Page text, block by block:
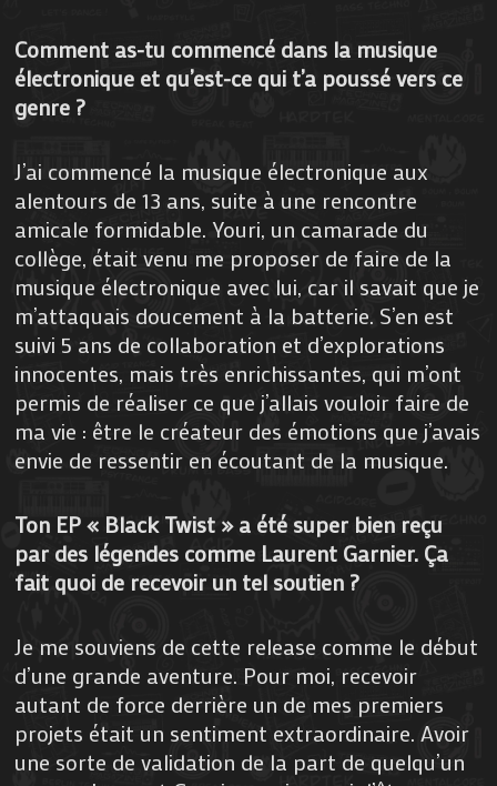
Comment as-tu commencé dans la musique
électronique et qu’est-ce qui t’a poussé vers ce
genre ?
J’ai commencé la musique électronique aux
alentours de 13 ans, suite à une rencontre
amicale formidable. Youri, un camarade du
collège, était venu me proposer de faire de la
musique électronique avec lui, car il savait que je
m’attaquais doucement à la batterie. S’en est
suivi 5 ans de collaboration et d’explorations
innocentes, mais très enrichissantes, qui m’ont
permis de réaliser ce que j’allais vouloir faire de
ma vie : être le créateur des émotions que j’avais
envie de ressentir en écoutant de la musique.
Ton EP « Black Twist » a été super bien reçu
par des légendes comme Laurent Garnier. Ça
fait quoi de recevoir un tel soutien ?
Je me souviens de cette release comme le début
d’une grande aventure. Pour moi, recevoir
autant de force derrière un de mes premiers
projets était un sentiment extraordinaire. Avoir
une sorte de validation de la part de quelqu’un